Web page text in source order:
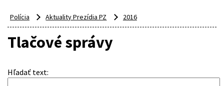
Polícia Aktuality Prezídia PZ 2016
Tlačové správy
Hľadať text: